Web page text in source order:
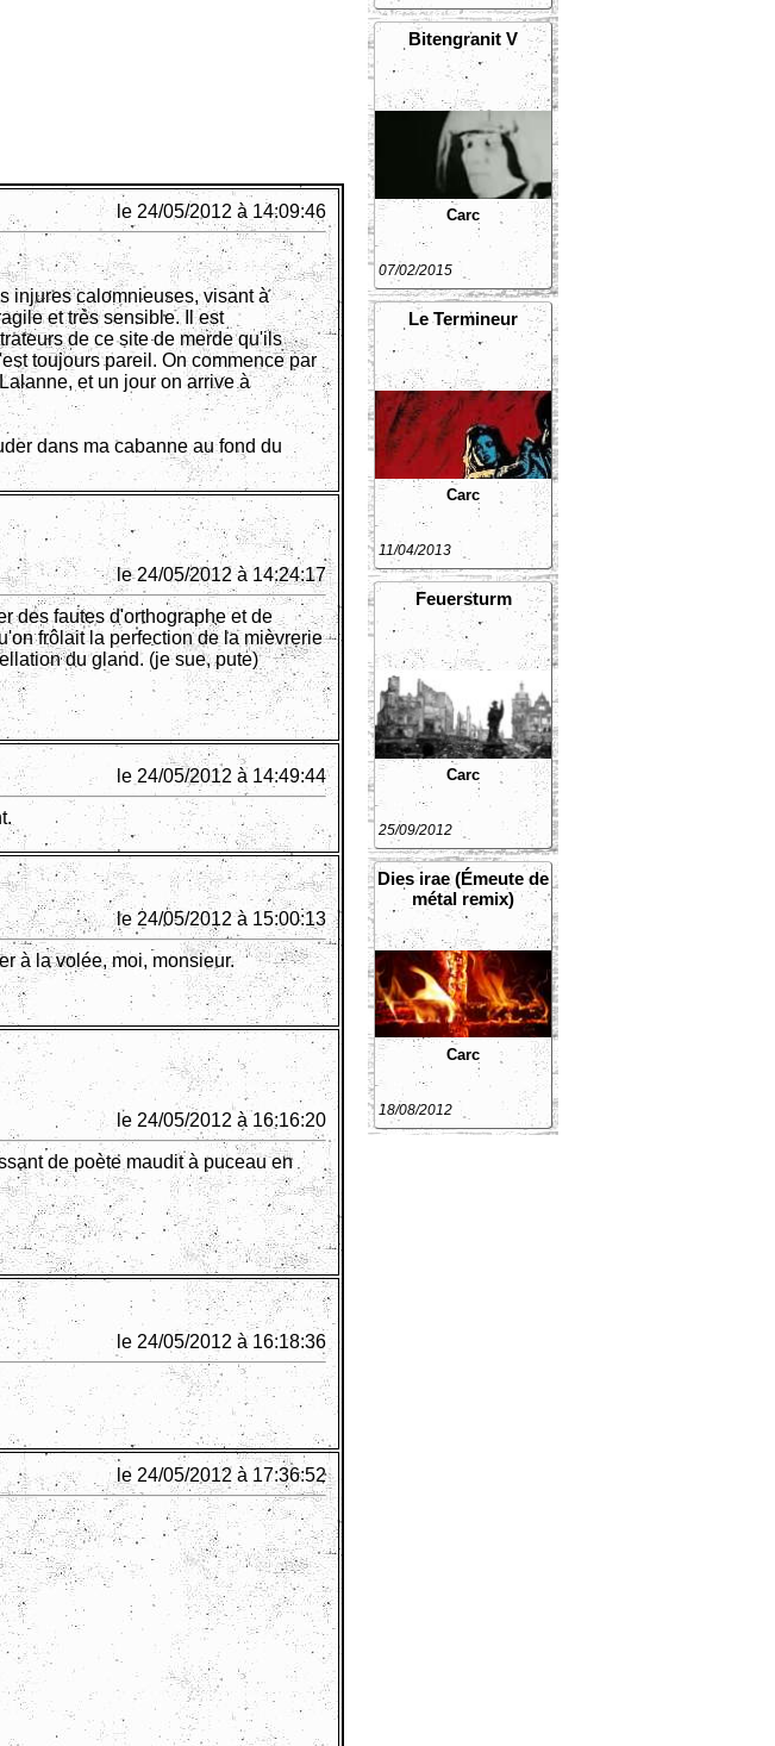
Bitengranit V
Carc
07/02/2015
Le Termineur
Carc
11/04/2013
Feuersturm
Carc
25/09/2012
Dies irae (Émeute de
métal remix)
Carc
18/08/2012
le 24/05/2012 à 14:09:46
injures calomnieuses, visant à
et très sensible. Il est
de ce site de merde qu'ils
toujours pareil. On commence par
et un jour on arrive à
dans ma cabanne au fond du
le 24/05/2012 à 14:24:17
des fautes d'orthographe et de
frôlait la perfection de la mièvrerie
du gland. (je sue, pute)
le 24/05/2012 à 14:49:44
le 24/05/2012 à 15:00:13
à la volée, moi, monsieur.
le 24/05/2012 à 16:16:20
de poète maudit à puceau en
le 24/05/2012 à 16:18:36
le 24/05/2012 à 17:36:52